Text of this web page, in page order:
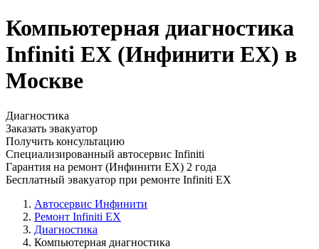
Компьютерная диагностика
Infiniti EX (Инфинити ЕХ) в
Москве
Диагностика
Заказать эвакуатор
Получить консультацию
Специализированный автосервис Infiniti
Гарантия на ремонт (Инфинити ЕХ) 2 года
Бесплатный эвакуатор при ремонте Infiniti EX
Автосервис Инфинити
Ремонт Infiniti EX
Диагностика
Компьютерная диагностика